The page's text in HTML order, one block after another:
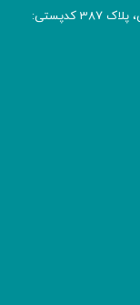
آدرس: پسـتی تهران، خیابان طالقانی، میدان فلسطین، پلاک 387 کدپستی: